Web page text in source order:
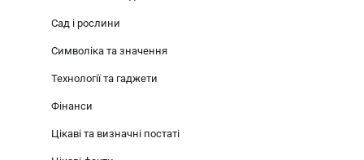
Сад і рослини
Символіка та значення
Технології та гаджети
Фінанси
Цікаві та визначні постаті